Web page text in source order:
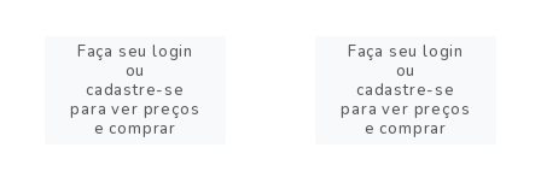
Faça seu login
ou
cadastre-se
para ver preços
e comprar
Faça seu login
ou
cadastre-se
para ver preços
e comprar